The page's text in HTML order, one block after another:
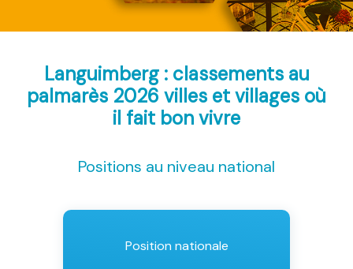
Languimberg : classements au
palmarès 2026 villes et villages où
il fait bon vivre
Positions au niveau national
Position nationale